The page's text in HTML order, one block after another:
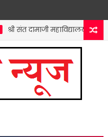
संत दामाजी महाविद्यालयात